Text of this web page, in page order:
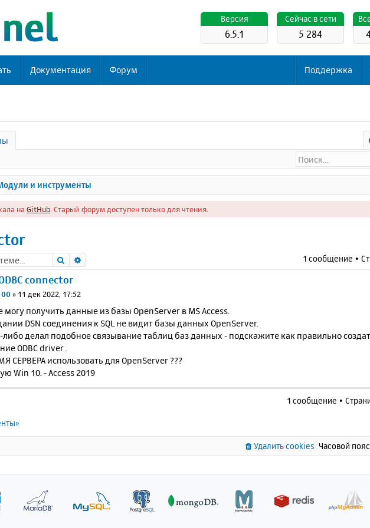
Cейчас в сети
5 284
Версия
6.5.1
Документация Форум Поддержка
и инструменты
на GitHub . Старый форум доступен только для чтения.
Поиск 1 сообщение •
connector
» 11 дек 2022, 17:52
могу получить данные из базы OpenServer в MS Access.
DSN соединения к SQL не видит базы данных OpenServer.
либо делал подобное связывание таблиц баз данных - подскажите как правильно
ODBC driver .
СЕРВЕРА использовать для OpenServer ???
Win 10. - Access 2019
1 сообщение •
Часовой
Удалить cookies